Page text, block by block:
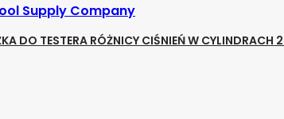
Supply Company
DO TESTERA RÓŻNICY CIŚNIEŃ W CYLINDRACH